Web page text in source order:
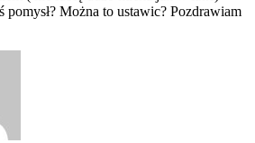
pomysł? Można to ustawic? Pozdrawiam